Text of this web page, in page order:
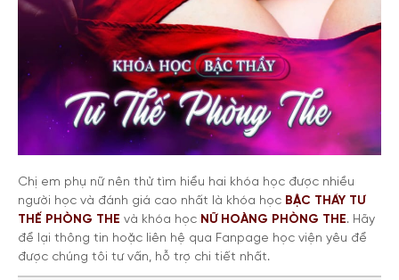
Chị em phụ nữ nên thử tìm hiểu hai khóa học được nhiều
người học và đánh giá cao nhất là khóa học BẬC THẦY TƯ
THẾ PHÒNG THE và khóa học NỮ HOÀNG PHÒNG THE. Hãy
để lại thông tin hoặc liên hệ qua Fanpage học viện yêu để
được chúng tôi tư vấn, hỗ trợ chi tiết nhất.